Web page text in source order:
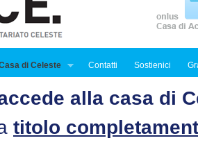
di Celeste Contatti Sostienici
alla casa di
titolo